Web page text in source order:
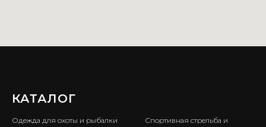
КАТАЛОГ
Одежда для охоты и рыбалки
Спортивная стрельба и